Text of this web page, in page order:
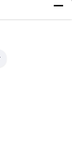
de Guangzhou